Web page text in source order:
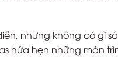
nhưng không có gì
hứa hẹn những màn